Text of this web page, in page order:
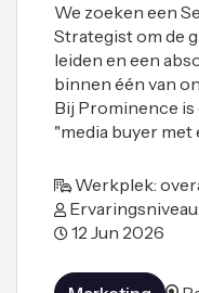
We zoeken een
Strategist om de
leiden en een
binnen één van
Bij Prominence
"media buyer met
Werkplek:
12 Jun 2026